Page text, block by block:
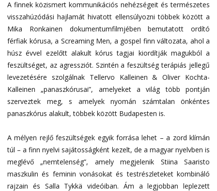
A finnek közismert kommunikációs nehézségeit és természetes
visszahúzódási hajlamát hivatott ellensúlyozni többek között a
Mika Ronkainen dokumentumfilmjében bemutatott ordító
férfiak kórusa, a Screaming Men, a gospel finn változata, ahol a
húsz évvel ezelőtt alakult kórus tagjai kiordítják magukból a
feszültséget, az agressziót. Szintén a feszültség terápiás jellegű
levezetésére szolgálnak Tellervo Kalleinen & Oliver Kochta-
Kalleinen „panaszkórusai”, amelyeket a világ több pontján
szerveztek meg, s amelyek nyomán számtalan önkéntes
panaszkórus alakult, többek között Budapesten is.
A mélyen rejlő feszültségek egyik forrása lehet – a zord klímán
túl – a finn nyelvi sajátosságként kezelt, de a magyar nyelvben is
meglévő „nemtelenség”, amely megjelenik Stiina Saaristo
maszkulin és feminin vonásokat és testrészleteket kombináló
rajzain és Salla Tykkä videóiban. Ám a legjobban leplezett